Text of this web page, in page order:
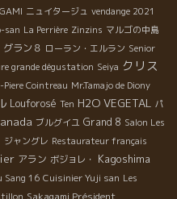
ニュイタージュ vendange 2021
san La Perrière Zinzins マルゴの中島
グラン８ ローラン・エルラン Senior
grande dégustation Seiya クリス
Piere Cointreau Mr.Tamajo de Diony
Louforosé Ten H2O VEGETAL
パ
ブルグイユ Grand 8 Salon Les
ャングレ Restaurateur français
アラン ボジョレ・ Kagoshima
Sang 16 Cuisinier Yuji san Les
Sakagami Président